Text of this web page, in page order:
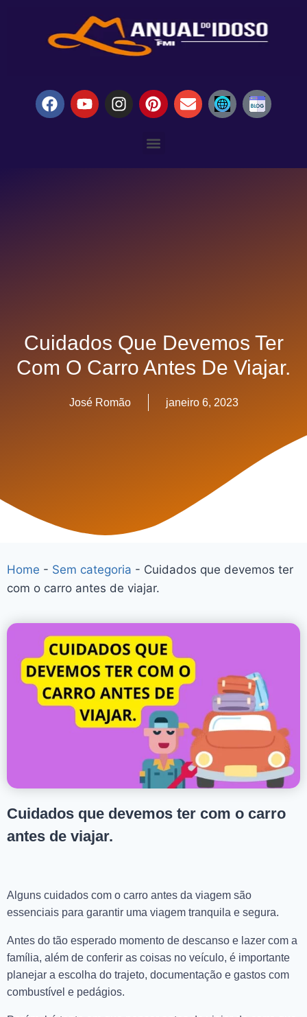
Cuidados Que Devemos Ter
Com O Carro Antes De Viajar.
José Romão janeiro 6, 2023
Home - Sem categoria - Cuidados que devemos ter
com o carro antes de viajar.
Cuidados que devemos ter com o carro
antes de viajar.
Alguns cuidados com o carro antes da viagem são
essenciais para garantir uma viagem tranquila e segura.
Antes do tão esperado momento de descanso e lazer com a
família, além de conferir as coisas no veículo, é importante
planejar a escolha do trajeto, documentação e gastos com
combustível e pedágios.